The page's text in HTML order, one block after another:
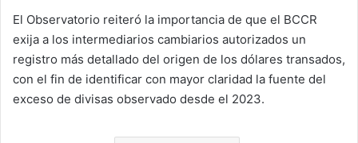
El Observatorio reiteró la importancia de que el BCCR
exija a los intermediarios cambiarios autorizados un
registro más detallado del origen de los dólares transados,
con el fin de identificar con mayor claridad la fuente del
exceso de divisas observado desde el 2023.